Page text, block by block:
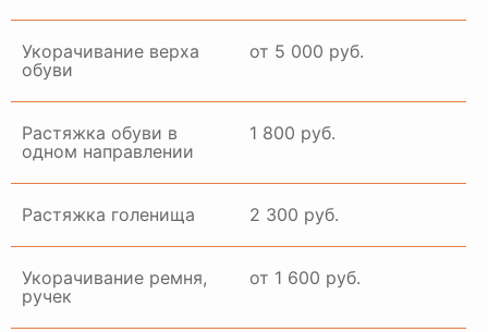
Укорачивание верха
обуви
от 5 000 руб.
Растяжка обуви в
одном направлении
1 800 руб.
Растяжка голенища 2 300 руб.
Укорачивание ремня,
ручек
от 1 600 руб.